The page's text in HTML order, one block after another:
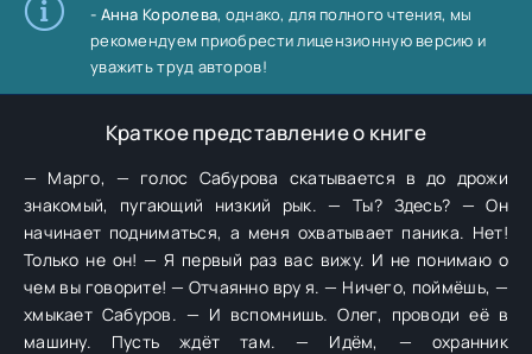
- Анна Королева, однако, для полного чтения, мы
рекомендуем приобрести лицензионную версию и
уважить труд авторов!
Краткое представление о книге
— Марго, — голос Сабурова скатывается в до дрожи
знакомый, пугающий низкий рык. — Ты? Здесь? — Он
начинает подниматься, а меня охватывает паника. Нет!
Только не он! — Я первый раз вас вижу. И не понимаю о
чем вы говорите! — Отчаянно вру я. — Ничего, поймёшь, —
хмыкает Сабуров. — И вспомнишь. Олег, проводи её в
машину. Пусть ждёт там. — Идём, — охранник